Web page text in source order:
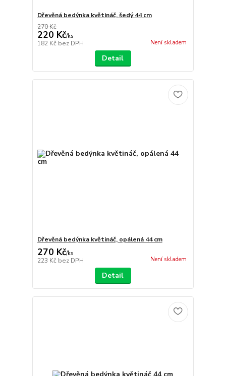
Dřevěná bedýnka květináč, šedý 44 cm
270 Kč
220 Kč/ks
182 Kč bez DPH Není skladem
Detail
Dřevěná bedýnka květináč, opálená 44 cm
270 Kč/ks
223 Kč bez DPH Není skladem
Detail